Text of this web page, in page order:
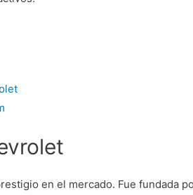
en el mercado. Fue fundada